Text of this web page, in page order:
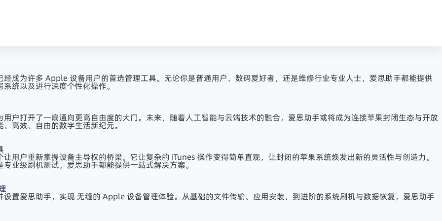
成为许多 Apple 设备用户的首选管理工具。无论你是普通用户、数码爱好者，还是维修行业专业人士，爱思助手都能提供
统以及进行深度个性化操作。
户打开了一扇通向更高自由度的大门。未来，随着人工智能与云端技术的融合，爱思助手​或将成为连接苹果封闭生态与开放
高效、自由的数字生活新纪元。
用户重新掌握设备主导权的桥梁。它让复杂的 iTunes 操作变得简单直观，让封闭的苹果系统焕发出新的灵活性与创造力。
业级刷机测试，爱思助手都能提供一站式解决方案。
置爱思助手​，实现 无缝的 Apple 设备管理体验。从基础的文件传输、应用安装，到进阶的系统刷机与数据恢复，爱思助手